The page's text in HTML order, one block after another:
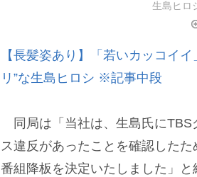
生島ヒロ
【長髪姿あり】「若いカッコイ
リ”な生島ヒロシ ※記事中段
同局は「当社は、生島氏にTBS
ス違反があったことを確認した
番組降板を決定いたしました」